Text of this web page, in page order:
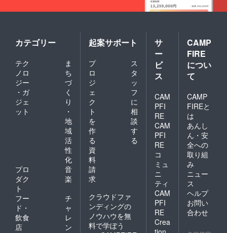
カテゴリー
テク
ノロ
ジー
・ガ
ジェ
ット
ま
ち
づ
く
り
・
地
域
活
性
化
プロ
ダク
ト
音
楽
フー
ド・
飲食
店
チ
ャ
レ
ン
起案サポート
プ
ロ
ジ
ェ
ク
ト
を
作
る
ス
タ
ッ
フ
に
相
談
す
る
資
料
請
求
クラウドファ
ンディングの
ノウハウを無
料で学ぼう
サ
ー
ビ
ス
CAM
PFI
RE
CAM
PFI
RE
コ
ミュ
ニ
ティ
CAM
PFI
RE
Crea
CAMP
FIRE
につい
て
CAMP
FIREと
は
あんし
ん・安
全への
取り組
み
ニュー
ス
ヘルプ
お問い
合わせ